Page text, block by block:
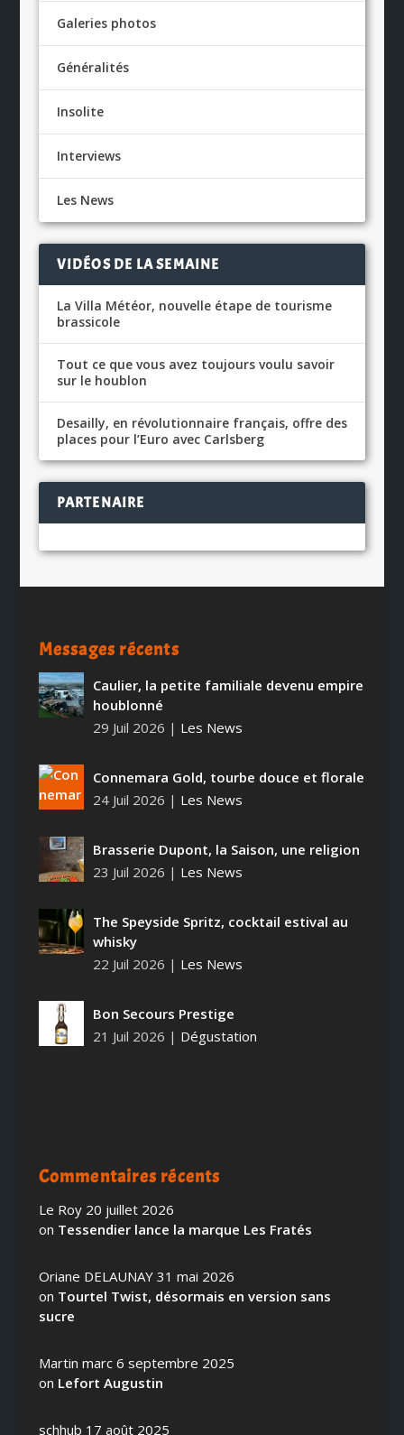
Galeries photos
Généralités
Insolite
Interviews
Les News
VIDÉOS DE LA SEMAINE
La Villa Météor, nouvelle étape de tourisme
brassicole
Tout ce que vous avez toujours voulu savoir
sur le houblon
Desailly, en révolutionnaire français, offre des
places pour l’Euro avec Carlsberg
PARTENAIRE
Messages récents
Caulier, la petite familiale devenu empire
houblonné
29 Juil 2026 | Les News
Connemara Gold, tourbe douce et florale
24 Juil 2026 | Les News
Brasserie Dupont, la Saison, une religion
23 Juil 2026 | Les News
The Speyside Spritz, cocktail estival au
whisky
22 Juil 2026 | Les News
Bon Secours Prestige
21 Juil 2026 | Dégustation
Commentaires récents
Le Roy 20 juillet 2026
on Tessendier lance la marque Les Fratés
Oriane DELAUNAY 31 mai 2026
on Tourtel Twist, désormais en version sans
sucre
Martin marc 6 septembre 2025
on Lefort Augustin
schhub 17 août 2025